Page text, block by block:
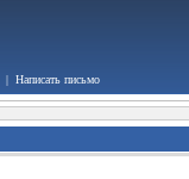
| Написать письмо